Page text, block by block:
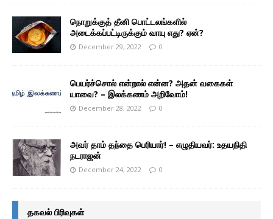
நொறுக்குத் தீனி பொட்டலங்களில்
அடைக்கப்பட்டிருக்கும் வாயு எது? ஏன்?
December 29, 2022 0
பெயர்ச்சொல் என்றால் என்ன? அதன் வகைகள்
யாவை? – இலக்கணம் அறிவோம்!
December 28, 2022 0
அவர் தாம் தந்தை பெரியார்! – எழுதியவர்: உதயநிதி
நடராஜன்
December 24, 2022 0
தகவல் பிரிவுகள்